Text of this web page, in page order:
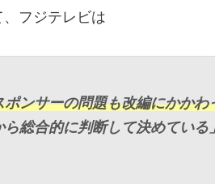
フジテレビは
ンサーの問題も改編にかかわ
総合的に判断して決めている